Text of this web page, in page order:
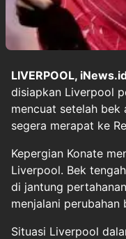
LIVERPOOL,
disiapkan Liverpool
mencuat setelah bek
segera merapat ke
Kepergian Konate
Liverpool. Bek
di jantung
menjalani perubahan
Situasi Liverpool